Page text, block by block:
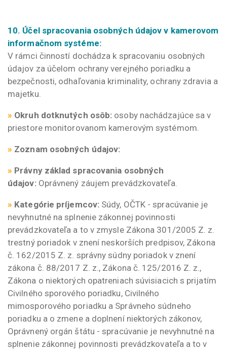
10. Účel spracovania osobných údajov v kamerovom
informačnom systéme:
V rámci činností dochádza k spracovaniu osobných
údajov za účelom ochrany verejného poriadku a
bezpečnosti, odhaľovania kriminality, ochrany zdravia a
majetku.
» Okruh dotknutých osôb: osoby nachádzajúce sa v
priestore monitorovanom kamerovým systémom.
» Zoznam osobných údajov:
» Právny základ spracovania osobných
údajov:Oprávnený záujem prevádzkovateľa.
» Kategórie príjemcov: Súdy, OČTK - spracúvanie je
nevyhnutné na splnenie zákonnej povinnosti
prevádzkovateľa a to v zmysle Zákona 301/2005 Z. z.
trestný poriadok v znení neskorších predpisov, Zákona
č. 162/2015 Z. z. správny súdny poriadok v znení
zákona č. 88/2017 Z. z., Zákona č. 125/2016 Z. z.,
Zákona o niektorých opatreniach súvisiacich s prijatím
Civilného sporového poriadku, Civilného
mimosporového poriadku a Správneho súdneho
poriadku a o zmene a doplnení niektorých zákonov,
Oprávnený orgán štátu - spracúvanie je nevyhnutné na
splnenie zákonnej povinnosti prevádzkovateľa a to v